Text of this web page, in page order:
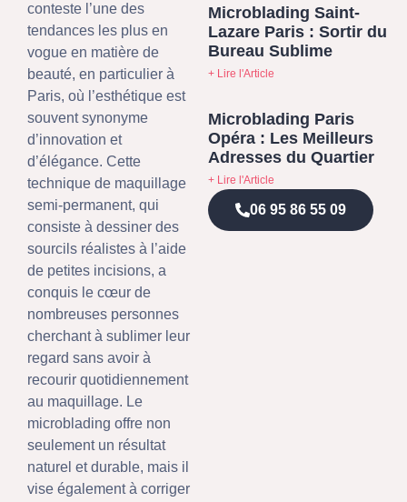
conteste l’une des
tendances les plus en
vogue en matière de
beauté, en particulier à
Paris, où l’esthétique est
souvent synonyme
d’innovation et
d’élégance. Cette
technique de maquillage
semi-permanent, qui
consiste à dessiner des
sourcils réalistes à l’aide
de petites incisions, a
conquis le cœur de
nombreuses personnes
cherchant à sublimer leur
regard sans avoir à
recourir quotidiennement
au maquillage. Le
microblading offre non
seulement un résultat
naturel et durable, mais il
vise également à corriger
Microblading Saint-
Lazare Paris : Sortir du
Bureau Sublime
+ Lire l'Article
Microblading Paris
Opéra : Les Meilleurs
Adresses du Quartier
+ Lire l'Article
06 95 86 55 09